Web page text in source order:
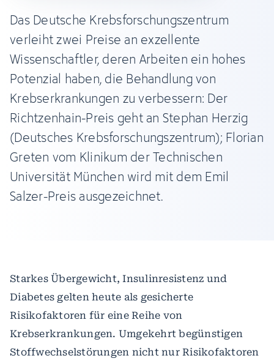
Das Deutsche Krebsforschungszentrum
verleiht zwei Preise an exzellente
Wissenschaftler, deren Arbeiten ein hohes
Potenzial haben, die Behandlung von
Krebserkrankungen zu verbessern: Der
Richtzenhain-Preis geht an Stephan Herzig
(Deutsches Krebsforschungszentrum); Florian
Greten vom Klinikum der Technischen
Universität München wird mit dem Emil
Salzer-Preis ausgezeichnet.
Starkes Übergewicht, Insulinresistenz und
Diabetes gelten heute als gesicherte
Risikofaktoren für eine Reihe von
Krebserkrankungen. Umgekehrt begünstigen
Stoffwechselstörungen nicht nur Risikofaktoren